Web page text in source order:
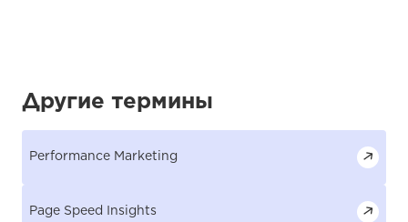
Другие термины
Performance Marketing
Page Speed Insights